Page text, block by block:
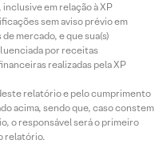
em relação à XP
sem aviso prévio em
mercado, e que sua(s)
por receitas
realizadas pela XP
relatório e pelo cumprimento
acima, sendo que, caso constem
o responsável será o primeiro
relatório.